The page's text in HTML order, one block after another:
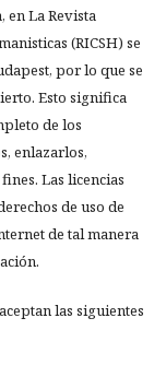
en La Revista
(RICSH) se
por lo que se
Esto significa
de los
enlazarlos,
Las licencias
de uso de
de tal manera
las siguientes